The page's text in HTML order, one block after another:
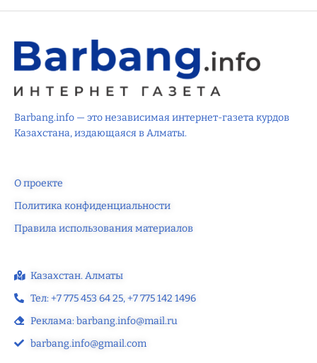
Barbang.info — это независимая интернет-газета курдов
Казахстана, издающаяся в Алматы.
О проекте
Политика конфиденциальности
Правила использования материалов
Казахстан. Алматы
Тел: +7 775 453 64 25‬, +7 775 142 1496‬
Реклама: barbang.info@mail.ru
barbang.info@gmail.com